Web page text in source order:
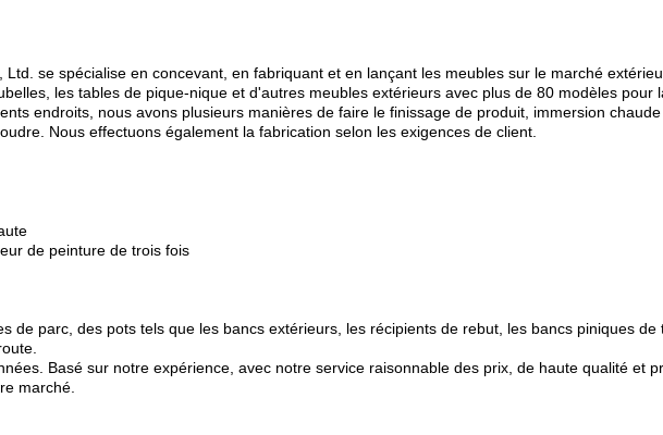
se spécialise en concevant, en fabriquant et en lançant les meubles sur le marché
les tables de pique-nique et d'autres meubles extérieurs avec plus de 80 modèles pour
endroits, nous avons plusieurs manières de faire le finissage de produit, immersion
Nous effectuons également la fabrication selon les exigences de client.
de peinture de trois fois
de parc, des pots tels que les bancs extérieurs, les récipients de rebut, les bancs piniques
Basé sur notre expérience, avec notre service raisonnable des prix, de haute qualité et
marché.